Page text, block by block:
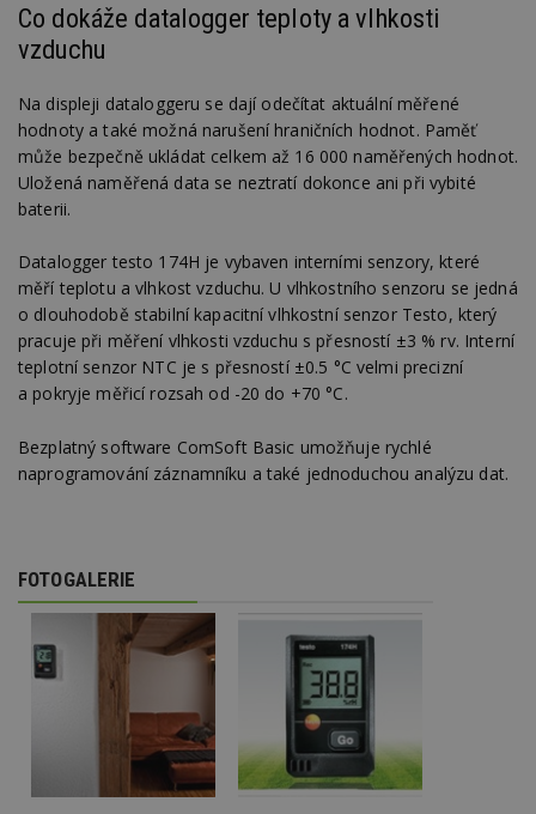
Co dokáže datalogger teploty a vlhkosti
vzduchu
Na displeji dataloggeru se dají odečítat aktuální měřené
hodnoty a také možná narušení hraničních hodnot. Paměť
může bezpečně ukládat celkem až 16 000 naměřených hodnot.
Uložená naměřená data se neztratí dokonce ani při vybité
baterii.
Datalogger testo 174H je vybaven interními senzory, které
měří teplotu a vlhkost vzduchu. U vlhkostního senzoru se jedná
o dlouhodobě stabilní kapacitní vlhkostní senzor Testo, který
pracuje při měření vlhkosti vzduchu s přesností ±3 % rv. Interní
teplotní senzor NTC je s přesností ±0.5 °C velmi precizní
a pokryje měřicí rozsah od -20 do +70 °C.
Bezplatný software ComSoft Basic umožňuje rychlé
naprogramování záznamníku a také jednoduchou analýzu dat.
FOTOGALERIE